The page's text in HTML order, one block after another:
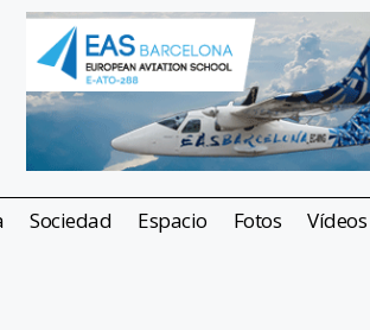
Sociedad Espacio Fotos Vídeos